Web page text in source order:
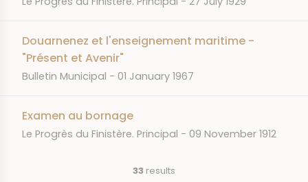
Douarnenez et l'enseignement maritime -
"Présent et Avenir"
JOURNAL
Bulletin Municipal DATE
01 January 1967
Examen au bornage
JOURNAL
Le Progrès du Finistère. Principal DATE
09 November 1912
33 results